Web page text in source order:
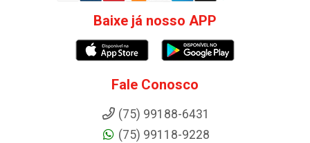
Baixe já nosso APP
Fale Conosco
(75) 99188-6431
(75) 99118-9228